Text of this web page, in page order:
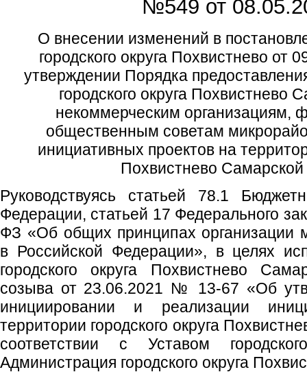
№549 от
О внесении изменений в
городского округа Похвистнево
утверждении Порядка
городского округа Похвистнево
некоммерческим организациям,
общественным советам
инициативных проектов на
Похвистнево Самарской
Руководствуясь статьей 78.1
Федерации, статьей 17 Федерального
ФЗ «Об общих принципах организации
в Российской Федерации», в целях
городского округа Похвистнево
созыва от 23.06.2021 № 13-67 «Об
инициировании и реализации
территории городского округа
соответствии с Уставом
Администрация городского округа